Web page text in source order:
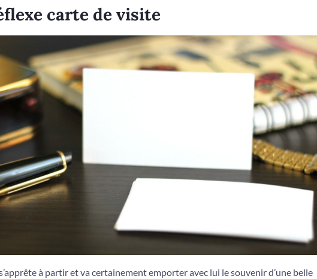
carte de visite
à partir et va certainement emporter avec lui le souvenir d’une belle